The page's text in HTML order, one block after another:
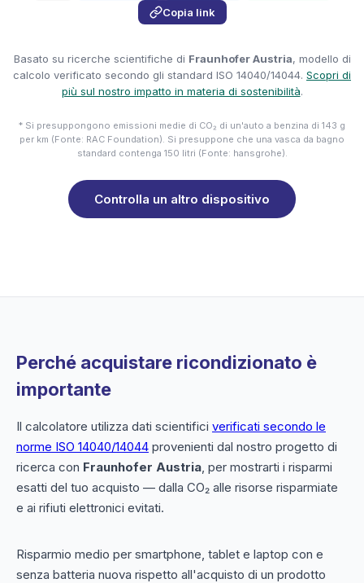
Copia link
Basato su ricerche scientifiche di Fraunhofer Austria, modello di
calcolo verificato secondo gli standard ISO 14040/14044. Scopri di
più sul nostro impatto in materia di sostenibilità.
* Si presuppongono emissioni medie di CO₂ di un'auto a benzina di 143 g
per km (Fonte: RAC Foundation). Si presuppone che una vasca da bagno
standard contenga 150 litri (Fonte: hansgrohe).
Controlla un altro dispositivo
Perché acquistare ricondizionato è
importante
Il calcolatore utilizza dati scientifici verificati secondo le
norme ISO 14040/14044 provenienti dal nostro progetto di
ricerca con Fraunhofer Austria, per mostrarti i risparmi
esatti del tuo acquisto — dalla CO₂ alle risorse risparmiate
e ai rifiuti elettronici evitati.
Risparmio medio per smartphone, tablet e laptop con e
senza batteria nuova rispetto all'acquisto di un prodotto